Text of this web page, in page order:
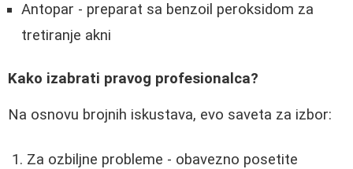
Antopar - preparat sa benzoil peroksidom za
tretiranje akni
Kako izabrati pravog profesionalca?
Na osnovu brojnih iskustava, evo saveta za izbor:
Za ozbiljne probleme - obavezno posetite